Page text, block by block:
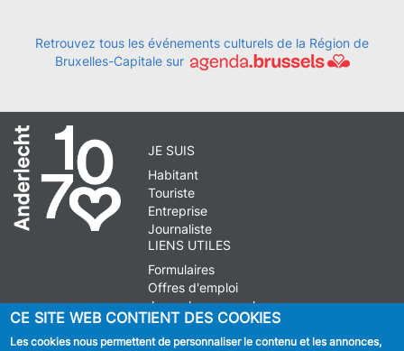
Retrouvez tous les événements culturels de la Région de
Bruxelles-Capitale sur
JE SUIS
Habitant
Touriste
Entreprise
Journaliste
LIENS UTILES
Formulaires
Offres d'emploi
Journal communal
Stationnement
CE SITE WEB CONTIENT DES COOKIES
Les cookies nous permettent de personnaliser le contenu et les annonces,